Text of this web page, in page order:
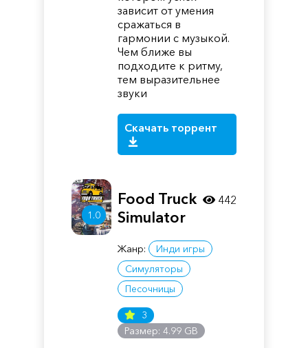
зависит от умения
сражаться в
гармонии с музыкой.
Чем ближе вы
подходите к ритму,
тем выразительнее
звуки
Скачать торрент
1.0
Food Truck
Simulator
Жанр:
Инди игры
Симуляторы
Песочницы
3
Размер: 4.99 GB
442